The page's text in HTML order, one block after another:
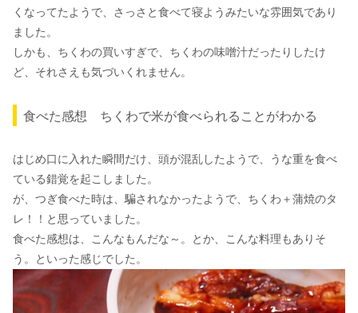
くなってたようで、さっさと食べて寝ようみたいな雰囲気であり
ました。
しかも、ちくわの買いすぎで、ちくわの味噌汁だったりしたけ
ど、それさえも気づいくれません。
食べた感想 ちくわで米が食べられることがわかる
はじめ口に入れた瞬間だけ、頭が混乱したようで、うな重を食べ
ている錯覚を起こしました。
が、つぎ食べた時は、騙されなかったようで、ちくわ＋蒲焼のタ
レ！！と思っていました。
食べた感想は、こんなもんだな～。とか、こんな料理もありそ
う。といった感じでした。